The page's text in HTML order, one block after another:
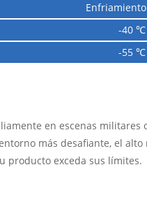
-40 ℃
-55 ℃
en escenas
más desafiante, el
producto exceda sus límites.